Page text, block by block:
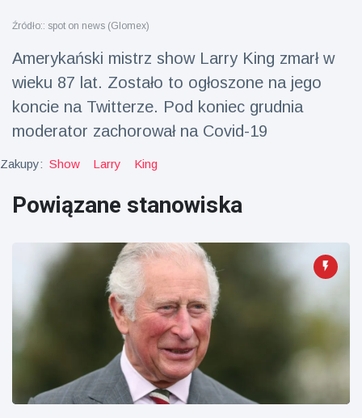
Gry
fizyczna
(73)
Podróże i przygody
(77)
Najnowsze
wiadomości
Ucieczka z
'kajdanek'
magika
rozbawiła
publiczność
16 July
206
Poglądy
Konserywiści
świętują
narodziny
pierwszego
tapira
16 July
195
Poglądy
Źródło:: spot on news (Glomex)
Amerykański mistrz show Larry King zmarł w
wieku 87 lat. Zostało to ogłoszone na jego
koncie na Twitterze. Pod koniec grudnia
moderator zachorował na Covid-19
Zakupy: Show Larry King
Powiązane stanowiska